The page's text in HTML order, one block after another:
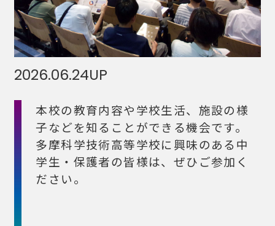
2026.06.24UP
本校の教育内容や学校生活、施設の様
子などを知ることができる機会です。
多摩科学技術高等学校に興味のある中
学生・保護者の皆様は、ぜひご参加く
ださい。